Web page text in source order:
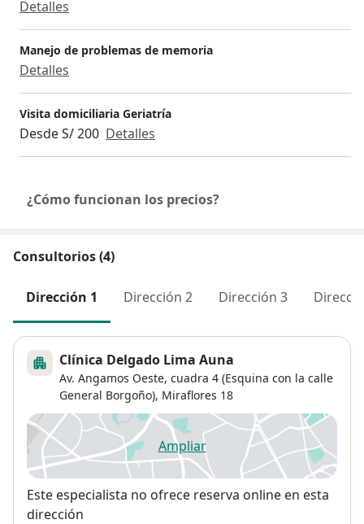
general y completo en exámenes de sangre. y
posteriormente se realiza consejería de la Dieta,
eliminar riego de caídas, mejorar su tratamiento,
mejorar la memoria, mejorar su condición física,
Buscando siempre como objetivo
de vida ,manteniendo su independencia
y extremando los cuidados sobre todo
Detalles
Manejo de problemas de memoria
Detalles
Visita domiciliaria Geriatría
Desde S/ 200 Detalles
¿Cómo funcionan los precios?
Consultorios (4)
Dirección 1 Dirección 2 Dirección 3
Clínica Delgado Lima Auna
Av. Angamos Oeste, cuadra 4 (Esquina con la calle
General Borgoño), Miraflores 18
Ampliarse abre en una nueva
Disponibilidad
Este especialista no ofrece reserva online en esta
dirección